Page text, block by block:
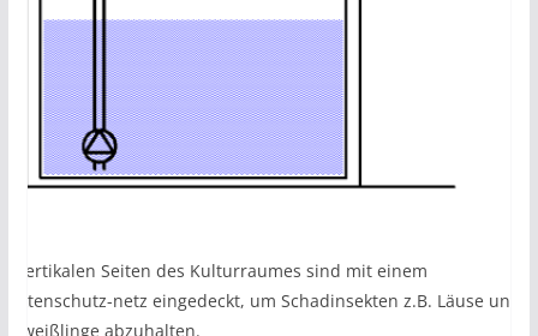
vertikalen Seiten des Kulturraumes sind mit einem
netz eingedeckt, um Schadinsekten z.B. Läuse und
abzuhalten.